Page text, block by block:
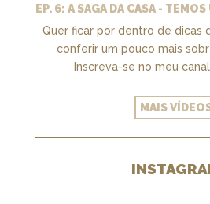
Quer ficar por dentro de dicas
conferir um pouco mais
Inscreva-se no meu
MAIS